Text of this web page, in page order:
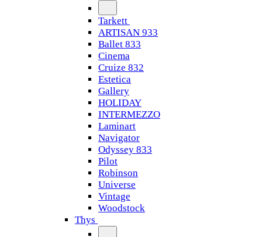
Tarkett
ARTISAN 933
Ballet 833
Cinema
Cruize 832
Estetica
Gallery
HOLIDAY
INTERMEZZO
Laminart
Navigator
Odyssey 833
Pilot
Robinson
Universe
Vintage
Woodstock
Thys